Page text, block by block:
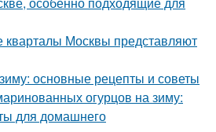
кварталы Москвы представляют
основные рецепты и советы
огурцов на зиму:
для домашнего